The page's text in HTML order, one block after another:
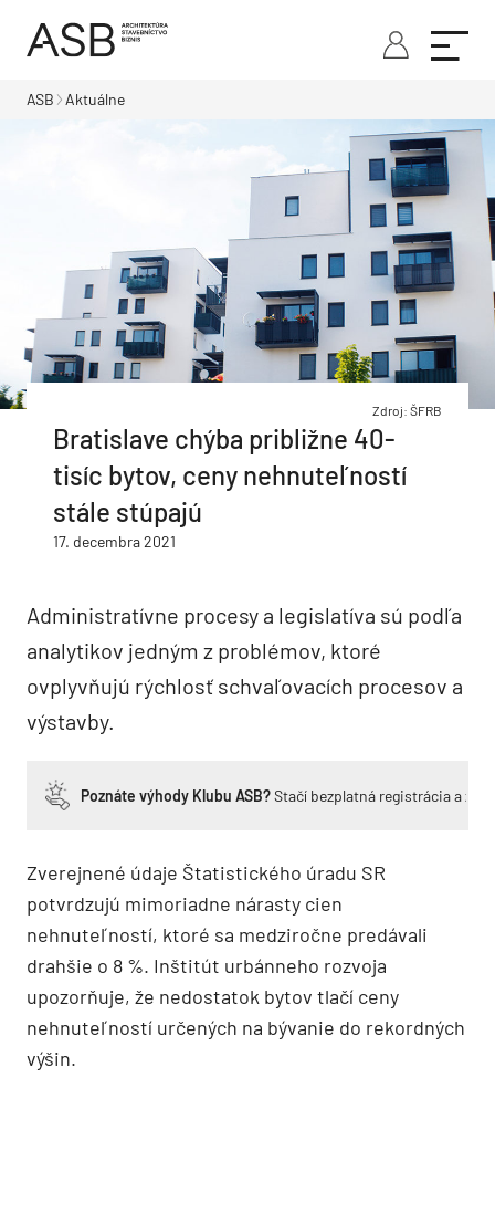
ASB Aktuálne
Zdroj: ŠFRB
Bratislave chýba približne 40-
tisíc bytov, ceny nehnuteľností
stále stúpajú
17. decembra 2021
Administratívne procesy a legislatíva sú podľa
analytikov jedným z problémov, ktoré
ovplyvňujú rýchlosť schvaľovacích procesov a
výstavby.
Poznáte výhody Klubu ASB?Stačí bezplatná registrácia a
Zverejnené údaje Štatistického úradu SR
potvrdzujú mimoriadne nárasty cien
nehnuteľností, ktoré sa medziročne predávali
drahšie o 8 %. Inštitút urbánneho rozvoja
upozorňuje, že nedostatok bytov tlačí ceny
nehnuteľností určených na bývanie do rekordných
výšin.